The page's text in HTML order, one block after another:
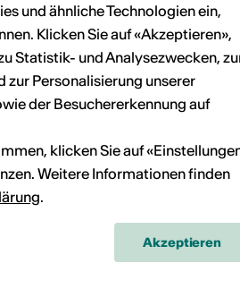
London
und ähnliche Technologien ein,
Klicken Sie auf «Akzeptieren»,
Statistik- und Analysezwecken,
zur Personalisierung unserer
der Besuchererkennung auf
klicken Sie auf
Weitere Informationen finden
.
Akzeptieren